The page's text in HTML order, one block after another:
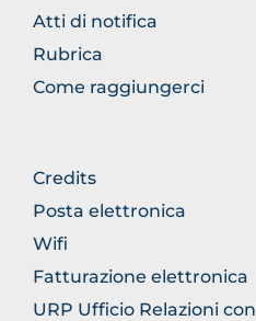
Atti di notifica
Rubrica
Come raggiungerci
FOOTER
GENERICO
Credits
Posta elettronica
Wifi
Fatturazione elettronica
URP Ufficio Relazioni